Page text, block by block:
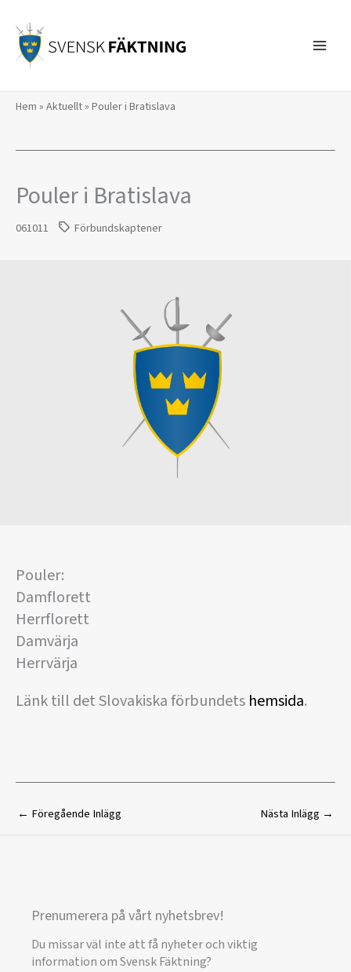
innehåll
Hem » Aktuellt» Pouler i Bratislava
Pouler i Bratislava
061011 Förbundskaptener
Pouler:
Damflorett
Herrflorett
Damvärja
Herrvärja
Länk till det Slovakiska förbundets hemsida.
← Föregående Inlägg Nästa Inlägg →
Prenumerera på vårt nyhetsbrev!
Du missar väl inte att få nyheter och viktig
information om Svensk Fäktning?